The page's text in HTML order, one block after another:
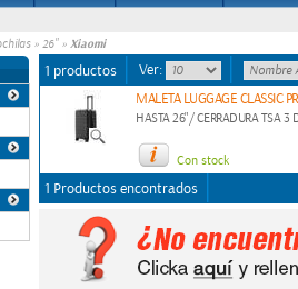
» 26"» Xiaomi
1 productos Ver:
MALETA LUGGAGE CLASSIC
HASTA 26"/ CERRADURA TSA
Con stock
1 Productos encontrados